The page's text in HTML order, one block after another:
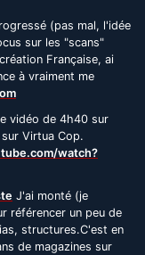
(pas mal, l'idée
sur les "scans"
Française, ai
à vraiment me
vidéo de 4h40 sur
Virtua Cop.
watch?
J'ai monté (je
référencer un peu de
structures.C'est en
de magazines sur